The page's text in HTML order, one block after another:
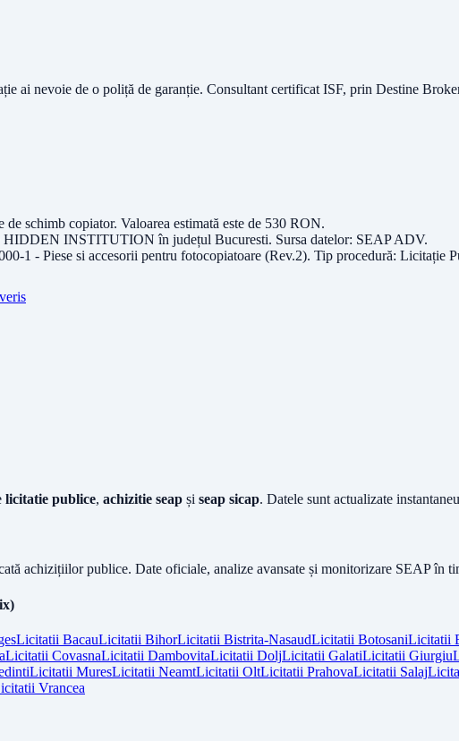
ai nevoie de o poliță de garanție. Consultant certificat ISF, prin Destine
de schimb copiator. Valoarea estimată este de 530 RON.
HIDDEN INSTITUTION în județul Bucuresti. Sursa datelor: SEAP ADV.
1 - Piese si accesorii pentru fotocopiatoare (Rev.2). Tip procedură: Licitație
licitatie publice, achizitie seap și seap sicap. Datele sunt actualizate
achizițiilor publice. Date oficiale, analize avansate și monitorizare SEAP în
Licitatii BacauLicitatii BihorLicitatii Bistrita-NasaudLicitatii BotosaniLicitatii
Licitatii CovasnaLicitatii DambovitaLicitatii DoljLicitatii GalatiLicitatii Giurgiu
Licitatii MuresLicitatii NeamtLicitatii OltLicitatii PrahovaLicitatii Salaj
Vrancea